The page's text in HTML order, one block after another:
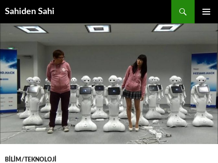
Sahiden Sahi
ATLA
BILIM/TEKNOLOJI